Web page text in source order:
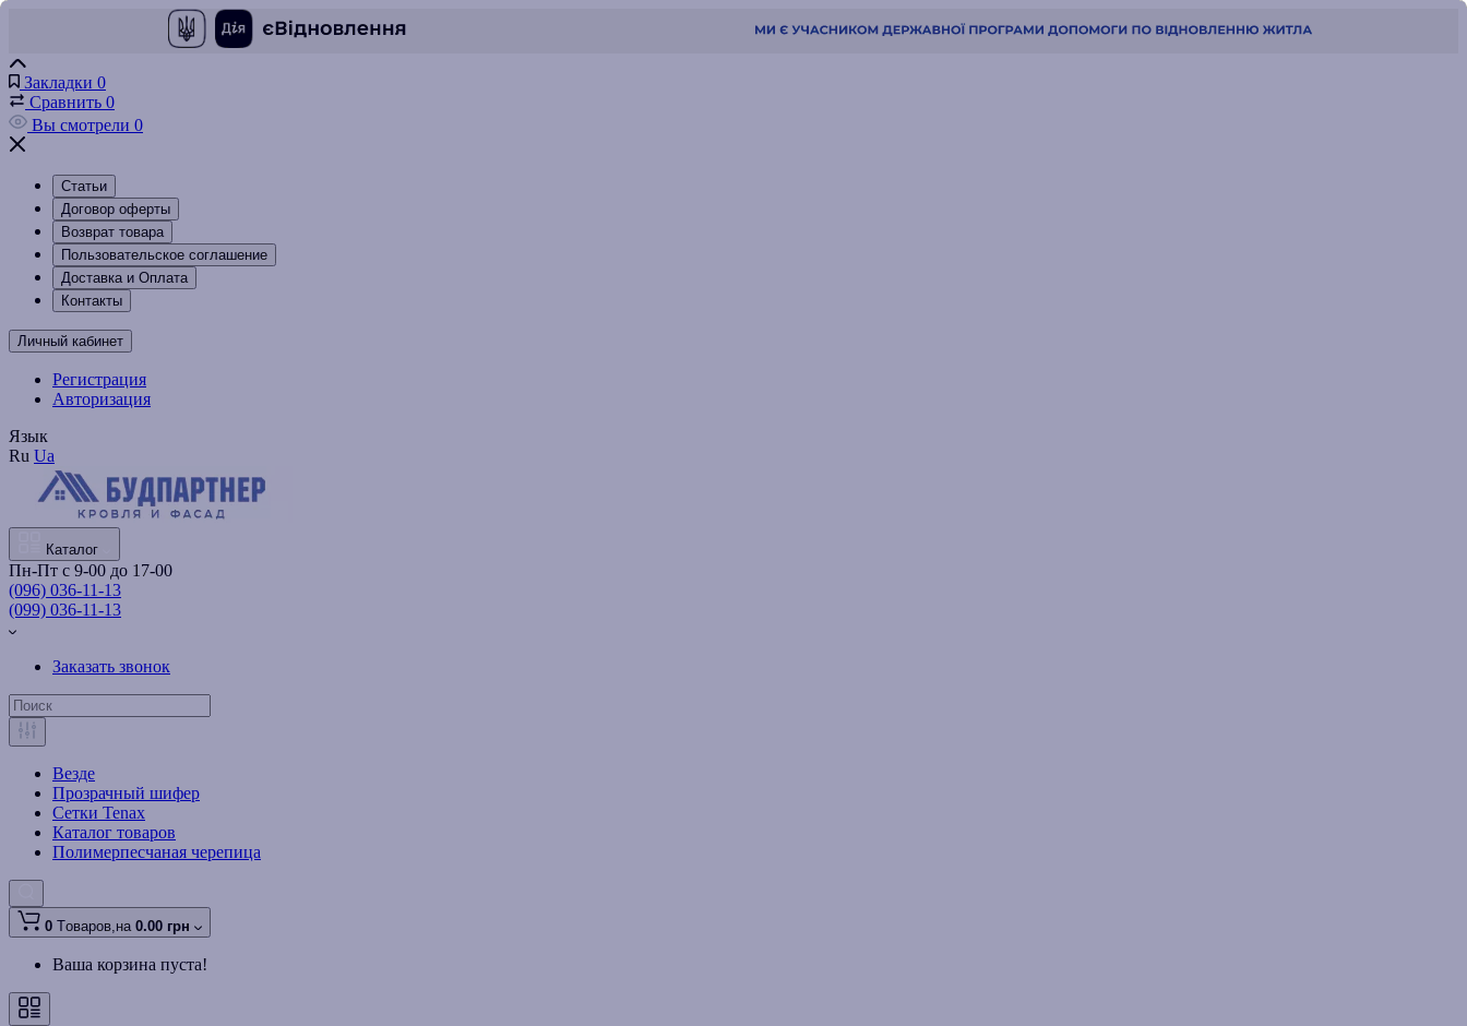
Закладки 0
Сравнить 0
Вы смотрели 0
Статьи
Договор оферты
Возврат товара
Пользовательское соглашение
Доставка и Оплата
Контакты
Личный кабинет
Регистрация
Авторизация
Язык
Ru Ua
Каталог
Пн-Пт с 9-00 до 17-00
(096) 036-11-13
(099) 036-11-13
Заказать звонок
Везде
Прозрачный шифер
Сетки Tenax
Каталог товаров
Полимерпесчаная черепица
0 Tоваров,на 0.00 грн
Ваша корзина пуста!